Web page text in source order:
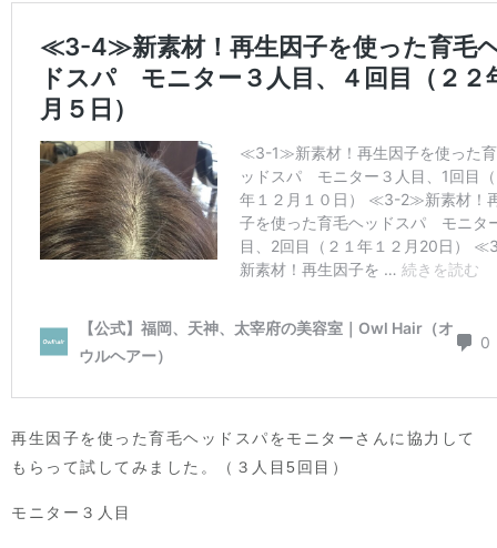
再生因子を使った育毛ヘッドスパをモニターさんに協力して
もらって試してみました。（３人目5回目）
モニター３人目